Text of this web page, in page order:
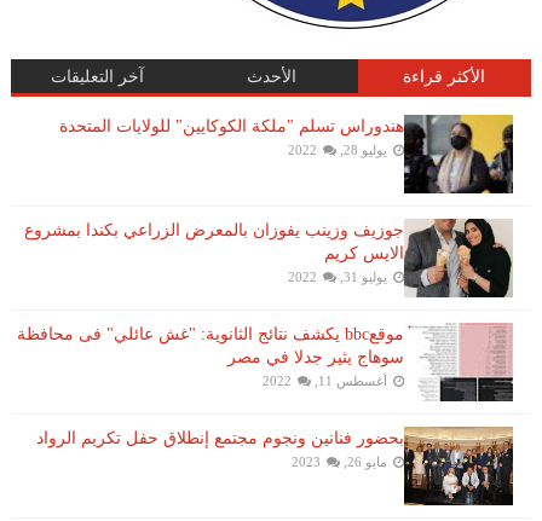
الأكثر قراءة الأحدث آخر التعليقات
هندوراس تسلم "ملكة الكوكايين" للولايات المتحدة
يوليو 28, 2022
جوزيف وزينب يفوزان بالمعرض الزراعي بكندا بمشروع
الايس كريم
يوليو 31, 2022
موقعbbc يكشف نتائج الثانوية: "غش عائلي" فى محافظة
سوهاج يثير جدلا في مصر
أغسطس 11, 2022
بحضور فنانين ونجوم مجتمع إنطلاق حفل تكريم الرواد
مايو 26, 2023